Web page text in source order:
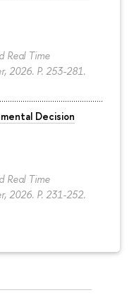
Real Time
2026. P. 253-281.
Decision
Real Time
2026. P. 231-252.